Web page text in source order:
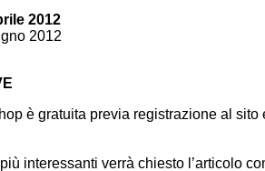
2012
2012
è gratuita previa registrazione al sito
interessanti verrà chiesto l’articolo